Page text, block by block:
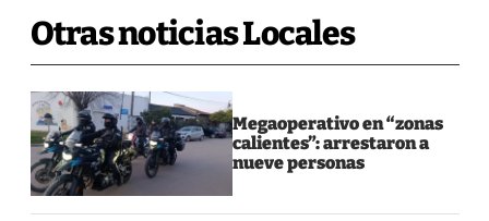
Otras noticias Locales
Megaoperativo en “zonas
calientes”: arrestaron a
nueve personas